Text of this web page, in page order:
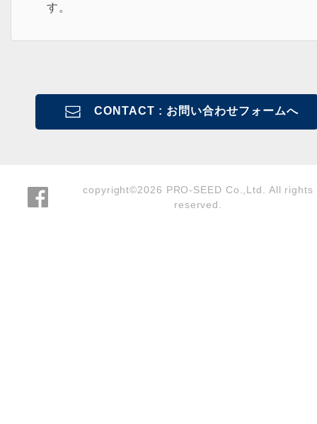
す。
CONTACT : お問い合わせフォームへ
copyright©2026 PRO-SEED Co.,Ltd. All rights
reserved.